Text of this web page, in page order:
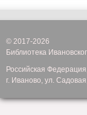
© 2017-2026
Библиотека
Российская
г. Иваново, ул.